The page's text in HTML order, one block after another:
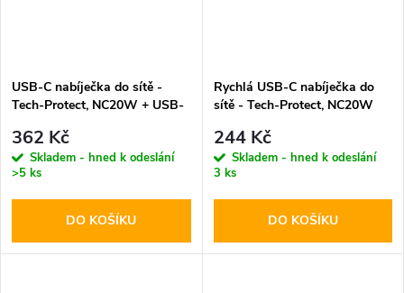
USB-C nabíječka do sítě -
Tech-Protect, NC20W + USB-
362 Kč
Skladem - hned k odeslání
>5 ks
DO KOŠÍKU
Rychlá USB-C nabíječka do
sítě - Tech-Protect, NC20W
244 Kč
Skladem - hned k odeslání
3 ks
DO KOŠÍKU